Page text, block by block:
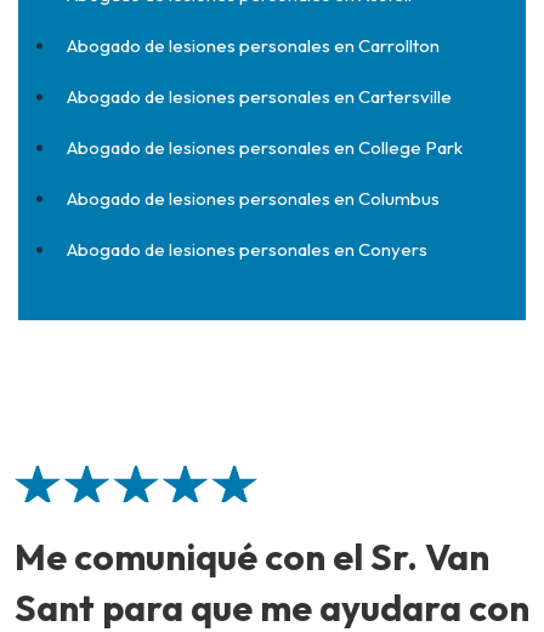
Abogado de lesiones personales en Carrollton
Abogado de lesiones personales en Cartersville
Abogado de lesiones personales en College Park
Abogado de lesiones personales en Columbus
Abogado de lesiones personales en Conyers
Me comuniqué con el Sr. Van
Sant para que me ayudara con